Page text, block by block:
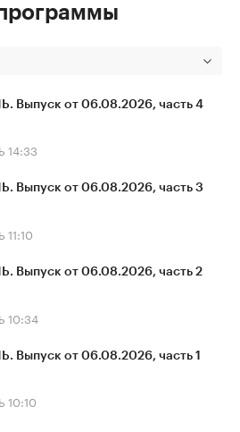
Выпуск от 06.08.2026, часть 4
14:33
Выпуск от 06.08.2026, часть 3
11:10
Выпуск от 06.08.2026, часть 2
10:34
Выпуск от 06.08.2026, часть 1
10:10